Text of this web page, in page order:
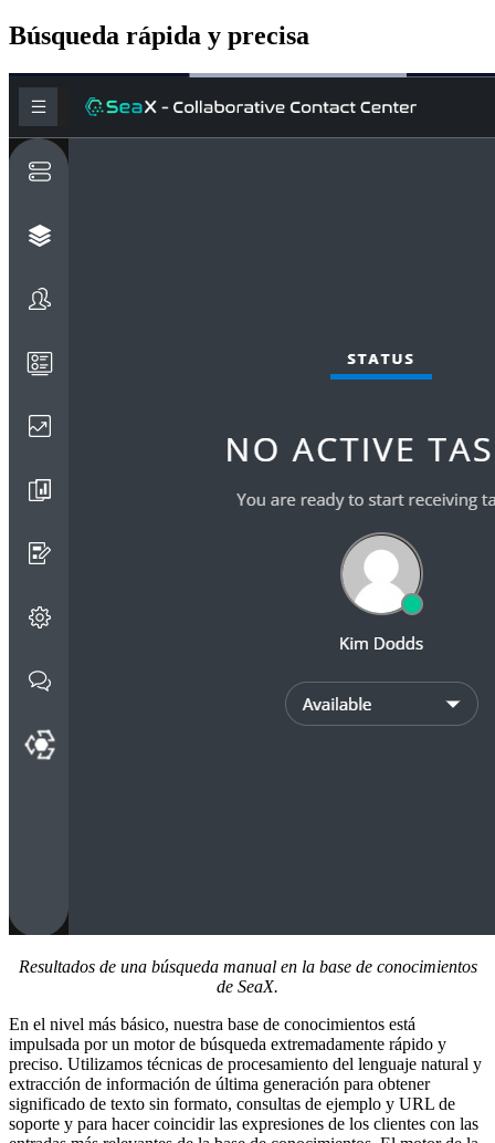
Búsqueda rápida y precisa
Resultados de una búsqueda manual en la base de conocimientos
de SeaX.
En el nivel más básico, nuestra base de conocimientos está
impulsada por un motor de búsqueda extremadamente rápido y
preciso. Utilizamos técnicas de procesamiento del lenguaje natural y
extracción de información de última generación para obtener
significado de texto sin formato, consultas de ejemplo y URL de
soporte y para hacer coincidir las expresiones de los clientes con las